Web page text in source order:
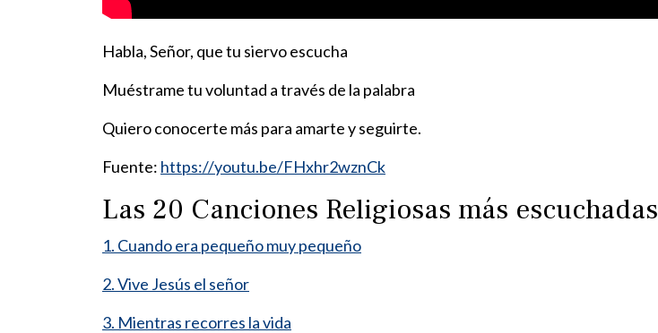
Habla, Señor, que tu siervo escucha
Muéstrame tu voluntad a través de la palabra
Quiero conocerte más para amarte y seguirte.
Fuente: https://youtu.be/FHxhr2wznCk
Las 20 Canciones Religiosas más escuchadas
1. Cuando era pequeño muy pequeño
2. Vive Jesús el señor
3. Mientras recorres la vida